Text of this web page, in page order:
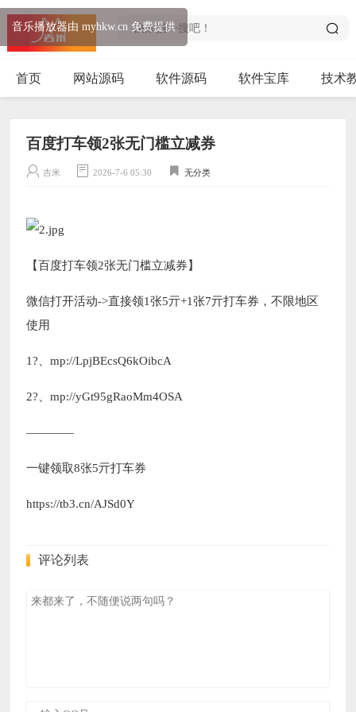
首页 网站源码 软件源码 软件宝库 技术
百度打车领2张无门槛立减券
吉米 2026-7-6 05:30 无分类
【百度打车领2张无门槛立减券】
微信打开活动->直接领1张5亓+1张7亓打车券，不限地区
使用
1?、mp://LpjBEcsQ6kOibcA
2?、mp://yGt95gRaoMm4OSA
————
一键领取8张5亓打车券
https://tb3.cn/AJSd0Y
评论列表
音乐播放器由 myhkw.cn 免费提供